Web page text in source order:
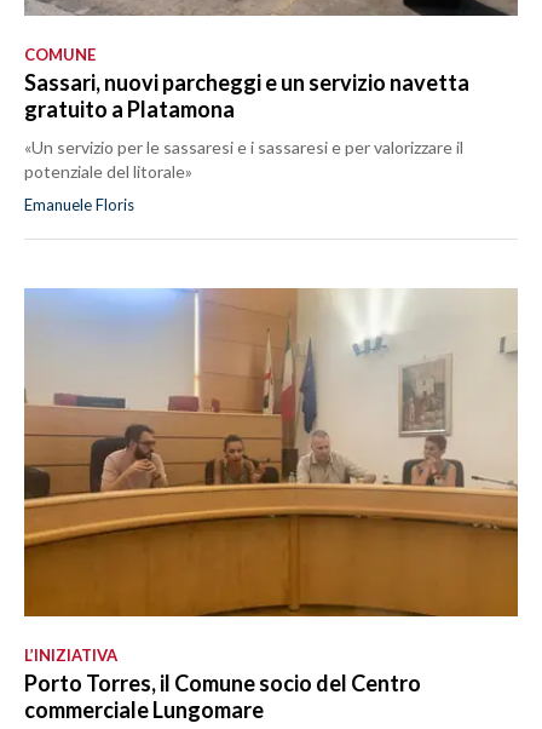
COMUNE
Sassari, nuovi parcheggi e un servizio navetta
gratuito a Platamona
«Un servizio per le sassaresi e i sassaresi e per valorizzare il
potenziale del litorale»
Emanuele Floris
L’INIZIATIVA
Porto Torres, il Comune socio del Centro
commerciale Lungomare